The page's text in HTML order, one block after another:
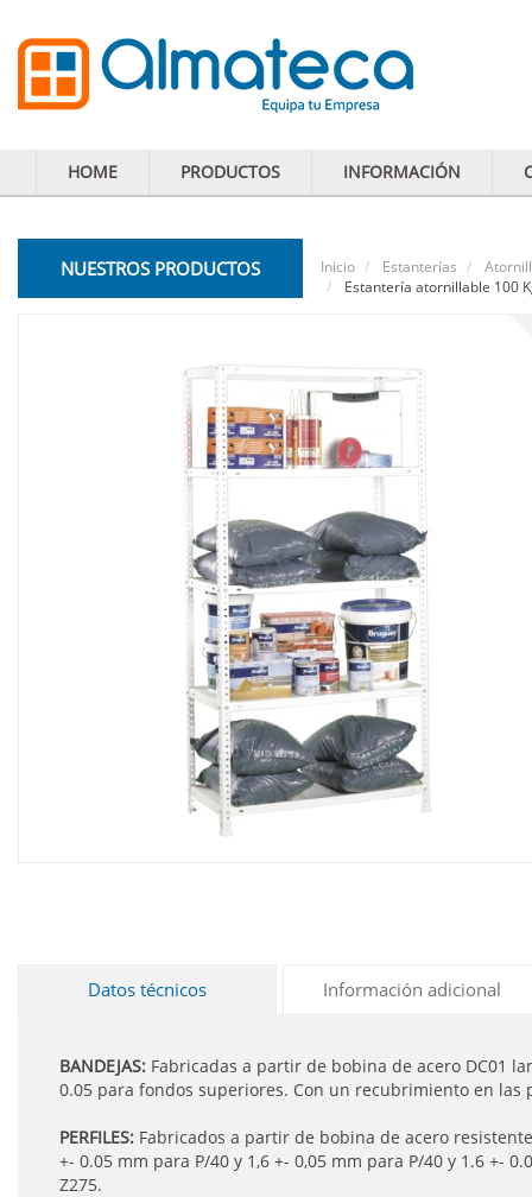
HOME PRODUCTOS INFORMACIÓN
NUESTROS PRODUCTOS Inicio Estanterías
Estantería atornillable 100
Datos técnicos Información adicional
BANDEJAS: Fabricadas a partir de bobina de acero DC01
0.05 para fondos superiores. Con un recubrimiento en las
PERFILES: Fabricados a partir de bobina de acero
+- 0.05 mm para P/40 y 1,6 +- 0,05 mm para P/40 y 1.6 +-
Z275.